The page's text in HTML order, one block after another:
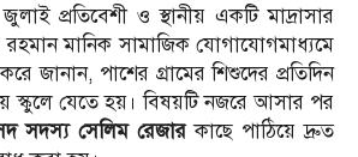
প্রতিবেশী ও স্থানীয় একটি মাদ্রাসার
মানিক সামাজিক যোগাযোগমাধ্যমে
জানান, পাশের গ্রামের শিশুদের প্রতিদিন
স্কুলে যেতে হয়। বিষয়টি নজরে আসার পর
সদস্য সেলিম রেজারকাছে পাঠিয়ে দ্রুত